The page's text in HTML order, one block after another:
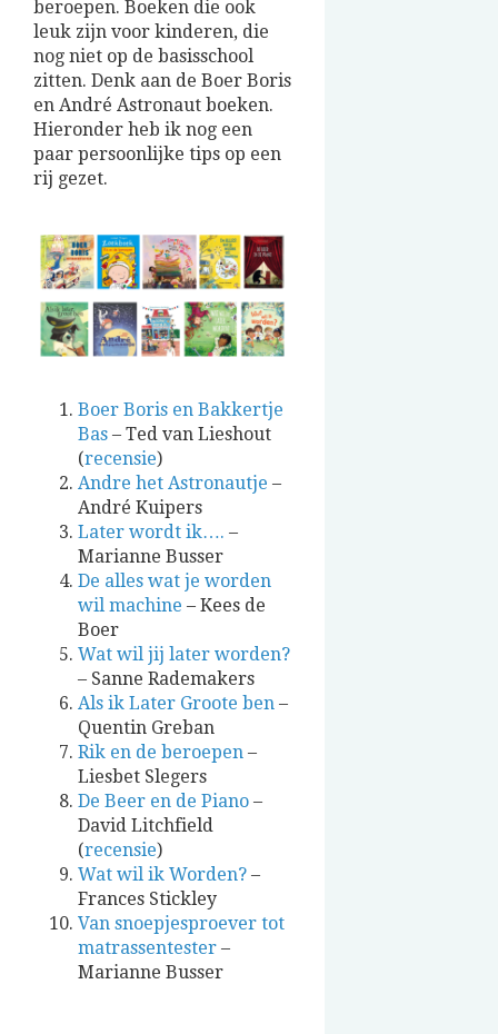
beroepen. Boeken die ook
leuk zijn voor kinderen, die
nog niet op de basisschool
zitten. Denk aan de Boer Boris
en André Astronaut boeken.
Hieronder heb ik nog een
paar persoonlijke tips op een
rij gezet.
Boer Boris en Bakkertje
Bas – Ted van Lieshout
(recensie)
Andre het Astronautje –
André Kuipers
Later wordt ik…. –
Marianne Busser
De alles wat je worden
wil machine – Kees de
Boer
Wat wil jij later worden?
– Sanne Rademakers
Als ik Later Groote ben –
Quentin Greban
Rik en de beroepen –
Liesbet Slegers
De Beer en de Piano –
David Litchfield
(recensie)
Wat wil ik Worden? –
Frances Stickley
Van snoepjesproever tot
matrassentester –
Marianne Busser